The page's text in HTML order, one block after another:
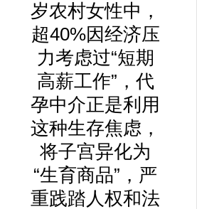
岁农村女性中，
超40%因经济压
力考虑过“短期
高薪工作”，代
孕中介正是利用
这种生存焦虑，
将子宫异化为
“生育商品”，严
重践踏人权和法